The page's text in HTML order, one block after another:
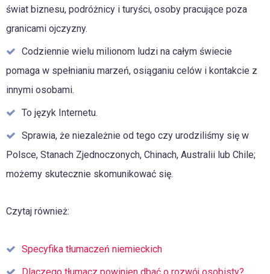
świat biznesu, podróżnicy i turyści, osoby pracujące poza
granicami ojczyzny.
Codziennie wielu milionom ludzi na całym świecie
pomaga w spełnianiu marzeń, osiąganiu celów i kontakcie z
innymi osobami.
To język Internetu.
Sprawia, że niezależnie od tego czy urodziliśmy się w
Polsce, Stanach Zjednoczonych, Chinach, Australii lub Chile;
możemy skutecznie skomunikować się.
Czytaj również:
Specyfika tłumaczeń niemieckich